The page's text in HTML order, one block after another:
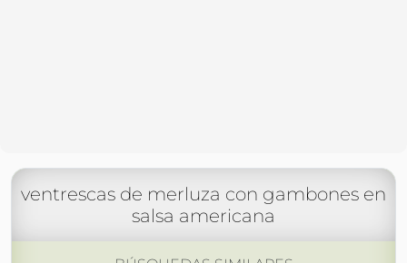
ventrescas de merluza con gambones en
salsa americana